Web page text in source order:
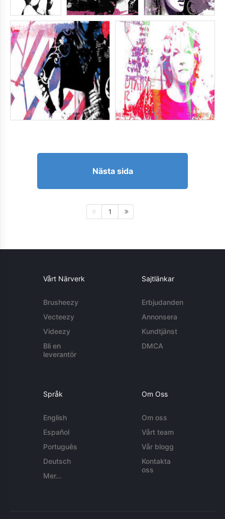
Nästa sida
1
Vårt Närverk
Brusheezy
Vecteezy
Videezy
Bli en
leverantör
Sajtlänkar
Erbjudanden
Annonsera
Kundtjänst
DMCA
Språk
English
Español
Português
Deutsch
Mer...
Om Oss
Om oss
Vårt team
Vår blogg
Kontakta
oss